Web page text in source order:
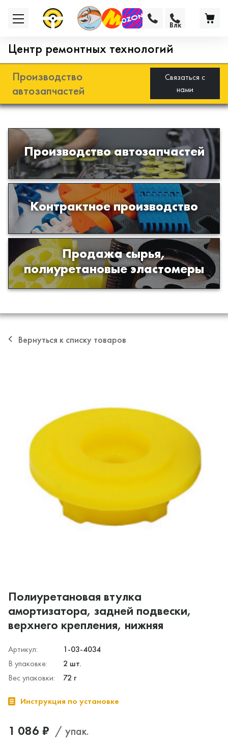
Центр ремонтных технологий
Производство
автозапчастей
Связаться с
нами
Производство автозапчастей
Разработка и производство деталей
из эластомеров для подвески
автомобиля
Контрактное производство
Производство изделий из пластиков
и полимеров по образцам либо
чертежам заказчика
Продажа сырья,
полиуретановые эластомеры
Продажа сырья для производства
изделий из полиуретана
Влк
Вернуться к списку товаров
Полиуретановая втулка
амортизатора, задней подвески,
верхнего крепления, нижняя
Артикул:
1-03-4034
В упаковке:
2 шт.
Вес упаковки:
72 г
Инструкция по установке
1 086 ₽ / упак.